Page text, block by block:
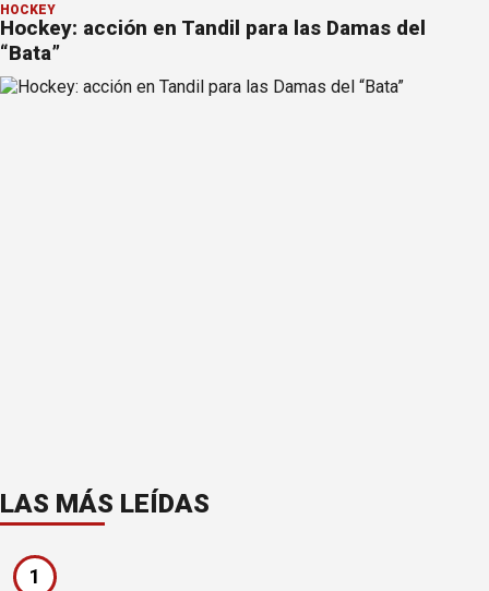
HOCKEY
Hockey: acción en Tandil para las Damas del
“Bata”
LAS MÁS LEÍDAS
1